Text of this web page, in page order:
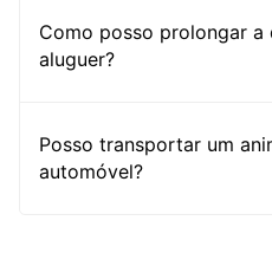
Como posso prolongar a
aluguer?
Posso transportar um
automóvel?